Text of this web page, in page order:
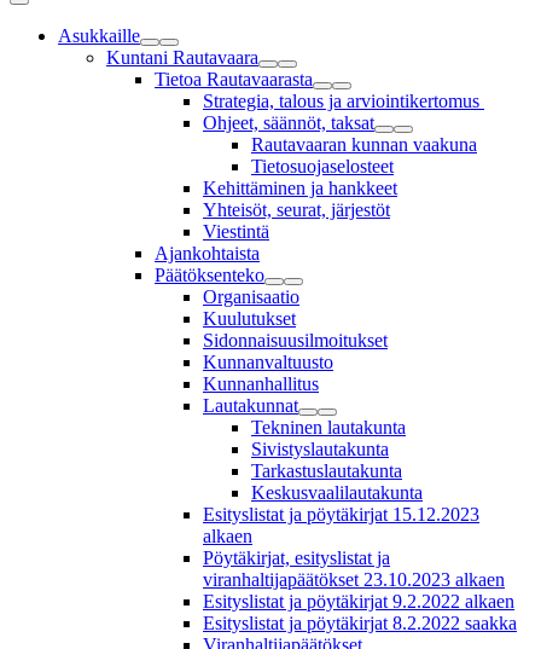
Asukkaille
Kuntani Rautavaara
Tietoa Rautavaarasta
Strategia, talous ja arviointikertomus
Ohjeet, säännöt, taksat
Rautavaaran kunnan vaakuna
Tietosuojaselosteet
Kehittäminen ja hankkeet
Yhteisöt, seurat, järjestöt
Viestintä
Ajankohtaista
Päätöksenteko
Organisaatio
Kuulutukset
Sidonnaisuusilmoitukset
Kunnanvaltuusto
Kunnanhallitus
Lautakunnat
Tekninen lautakunta
Sivistyslautakunta
Tarkastuslautakunta
Keskusvaalilautakunta
Esityslistat ja pöytäkirjat 15.12.2023
alkaen
Pöytäkirjat, esityslistat ja
viranhaltijapäätökset 23.10.2023 alkaen
Esityslistat ja pöytäkirjat 9.2.2022 alkaen
Esityslistat ja pöytäkirjat 8.2.2022 saakka
Viranhaltijapäätökset